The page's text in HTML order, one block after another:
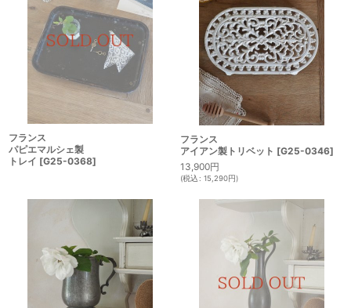
フランス
パピエマルシェ製
トレイ [G25-0368]
フランス
アイアン製トリベット [G25-0346]
13,900円
(税込: 15,290円)